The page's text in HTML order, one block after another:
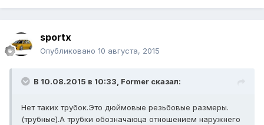
sportx
Опубликовано 10 августа, 2015
В 10.08.2015 в 10:33, Former сказал:
Нет таких трубок.Это дюймовые резьбовые размеры.
(трубные).А трубки обозначаюца отношением наружнего